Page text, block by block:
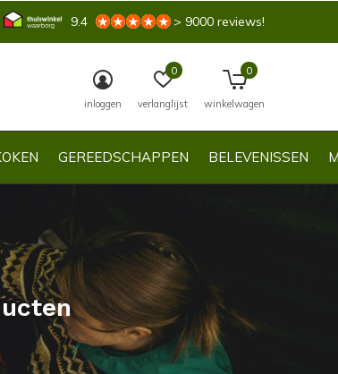
GEREEDSCHAPPEN BELEVENISSEN
inloggen verlanglijst
0
winkelwagen
0
9.4 > 9000 reviews!